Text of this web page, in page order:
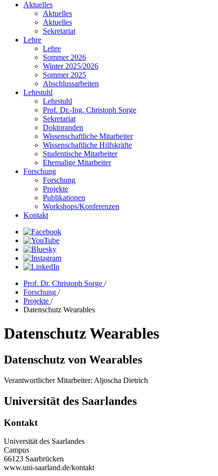
Aktuelles
Aktuelles
Aktuelles
Sekretariat
Lehre
Lehre
Sommer 2026
Winter 2025/2026
Sommer 2025
Abschlussarbeiten
Lehrstuhl
Lehrstuhl
Prof. Dr.-Ing. Christoph Sorge
Sekretariat
Doktoranden
Wissenschaftliche Mitarbeiter
Wissenschaftliche Hilfskräfte
Studentische Mitarbeiter
Ehemalige Mitarbeiter
Forschung
Forschung
Projekte
Publikationen
Workshops/Konferenzen
Kontakt
Prof. Dr. Christoph Sorge /
Forschung /
Projekte /
Datenschutz Wearables
Datenschutz Wearables
Datenschutz von Wearables
Verantwortlicher Mitarbeiter: Aljoscha Dietrich
Universität des Saarlandes
Kontakt
Universität des Saarlandes
Campus
66123 Saarbrücken
www.uni-saarland.de/kontakt